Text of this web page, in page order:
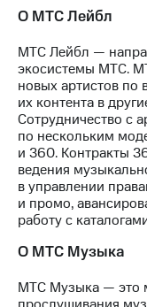
Регистратор
Контакты
развитие
деловая этика
На главную
О МТС Лейбл
МТС Лейбл —
экосистемы МТС.
новых артистов по
их контента в
Сотрудничество с
по нескольким
и 360. Контракты
ведения
в управлении
и промо,
работу с
О МТС Музыка
МТС Музыка — это